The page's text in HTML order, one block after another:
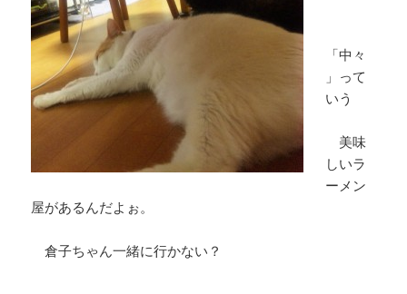
「中々
」って
いう
美味
しいラ
ーメン
屋があるんだよぉ。
倉子ちゃん一緒に行かない？